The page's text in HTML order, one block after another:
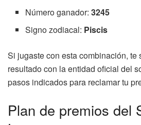
Número ganador:3245
Signo zodiacal: Piscis
Si jugaste con esta combinación, te
resultado con la entidad oficial del
pasos indicados para reclamar tu
Plan de premios del